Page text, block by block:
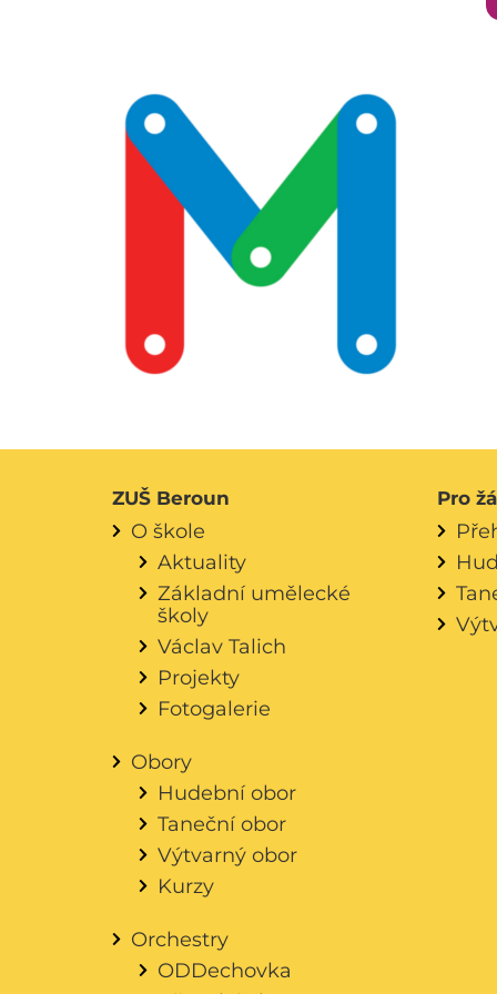
ZUŠ Beroun
O škole
Aktuality
Základní umělecké
školy
Václav Talich
Projekty
Fotogalerie
Obory
Hudební obor
Taneční obor
Výtvarný obor
Kurzy
Orchestry
ODDechovka
Pro